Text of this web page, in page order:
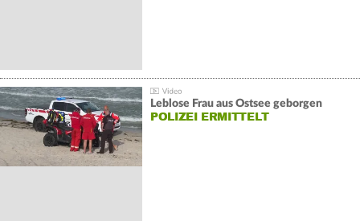
Leblose Frau aus Ostsee geborgen
POLIZEI ERMITTELT